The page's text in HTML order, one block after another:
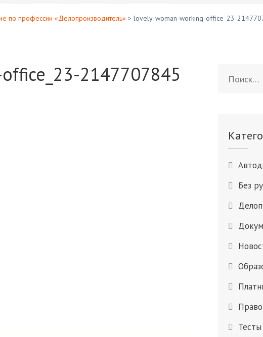
по профессии «Делопроизводитель» > lovely-woman-working-office_23-
2147707845
Без
Тесты